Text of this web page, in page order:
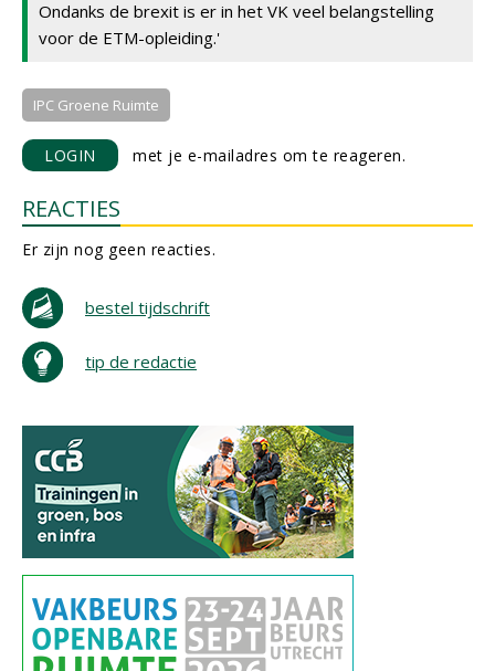
Ondanks de brexit is er in het VK veel belangstelling
voor de ETM-opleiding.'
IPC Groene Ruimte
LOGIN met je e-mailadres om te reageren.
REACTIES
Er zijn nog geen reacties.
bestel tijdschrift
tip de redactie